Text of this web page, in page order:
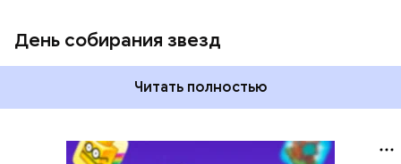
День собирания звезд
Читать полностью